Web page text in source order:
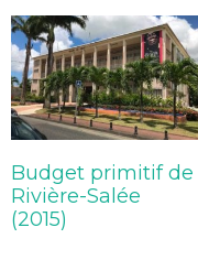
Budget primitif de
Rivière-Salée
(2015)